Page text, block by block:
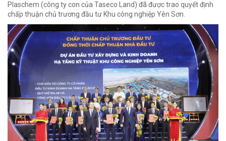
Plaschem (công ty con của Taseco Land) đã được trao quyết định
chấp thuận chủ trương đầu tư Khu công nghiệp Yên Sơn.